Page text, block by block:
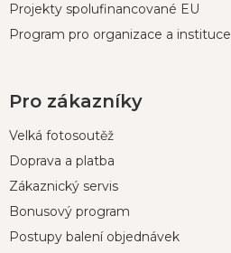
Projekty spolufinancované EU
Program pro organizace a instituce
Pro zákazníky
Velká fotosoutěž
Doprava a platba
Zákaznický servis
Bonusový program
Postupy balení objednávek